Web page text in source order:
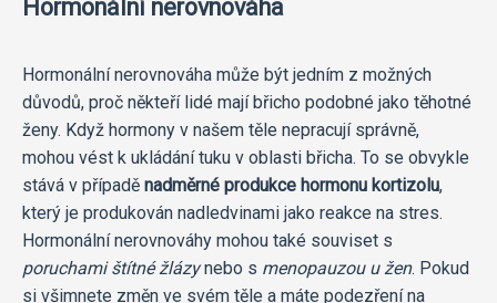
Hormonální nerovnováha
Hormonální nerovnováha může být jedním z možných
důvodů, proč někteří lidé mají břicho podobné jako těhotné
ženy. Když hormony v našem těle nepracují správně,
mohou vést k ukládání tuku v oblasti břicha. To se obvykle
stává v případě nadměrné produkce hormonu kortizolu,
který je produkován nadledvinami jako reakce na stres.
Hormonální nerovnováhy mohou také souviset s
poruchami štítné žlázynebo s menopauzou u žen. Pokud
si všimnete změn ve svém těle a máte podezření na